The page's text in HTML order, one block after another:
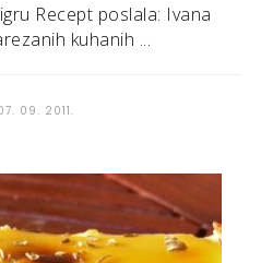
Recept poslala: Ivana
kuhanih ...
09. 2011.